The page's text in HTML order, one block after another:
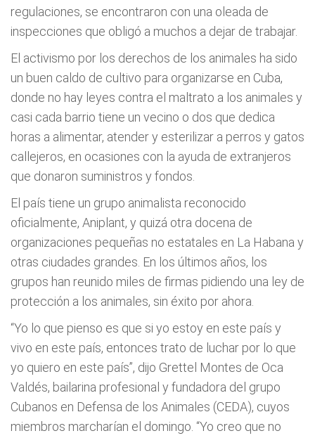
regulaciones, se encontraron con una oleada de
inspecciones que obligó a muchos a dejar de trabajar.
El activismo por los derechos de los animales ha sido
un buen caldo de cultivo para organizarse en Cuba,
donde no hay leyes contra el maltrato a los animales y
casi cada barrio tiene un vecino o dos que dedica
horas a alimentar, atender y esterilizar a perros y gatos
callejeros, en ocasiones con la ayuda de extranjeros
que donaron suministros y fondos.
El país tiene un grupo animalista reconocido
oficialmente, Aniplant, y quizá otra docena de
organizaciones pequeñas no estatales en La Habana y
otras ciudades grandes. En los últimos años, los
grupos han reunido miles de firmas pidiendo una ley de
protección a los animales, sin éxito por ahora.
“Yo lo que pienso es que si yo estoy en este país y
vivo en este país, entonces trato de luchar por lo que
yo quiero en este país”, dijo Grettel Montes de Oca
Valdés, bailarina profesional y fundadora del grupo
Cubanos en Defensa de los Animales (CEDA), cuyos
miembros marcharían el domingo. “Yo creo que no